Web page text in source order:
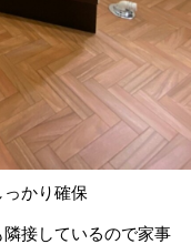
かり確保
接しているので家事